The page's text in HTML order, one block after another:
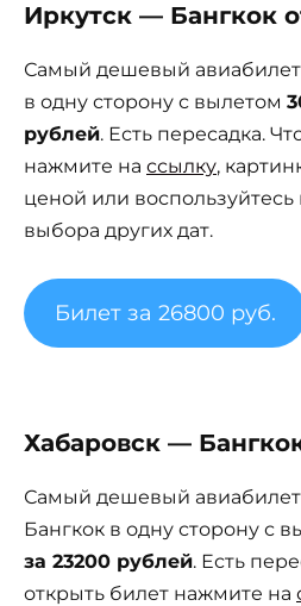
Иркутск — Бангкок
Самый дешевый
в одну сторону с вылетом
рублей. Есть пересадка.
нажмите на ссылку,
ценой или
выбора других дат.
Билет за 26800 руб.
Хабаровск —
Самый дешевый
Бангкок в одну сторону с
за 23200 рублей. Есть
открыть билет нажмите на